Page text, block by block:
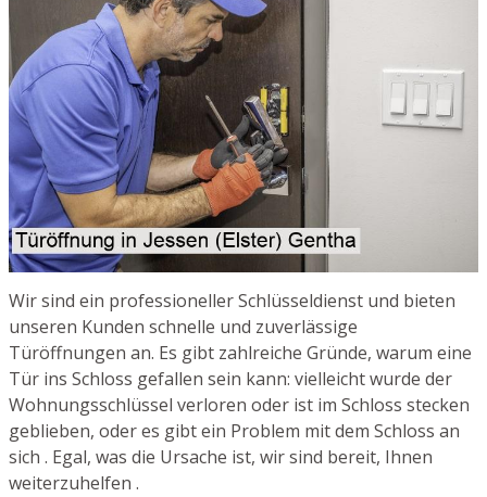
Wir sind ein professioneller Schlüsseldienst und bieten
unseren Kunden schnelle und zuverlässige
Türöffnungen an. Es gibt zahlreiche Gründe, warum eine
Tür ins Schloss gefallen sein kann: vielleicht wurde der
Wohnungsschlüssel verloren oder ist im Schloss stecken
geblieben, oder es gibt ein Problem mit dem Schloss an
sich . Egal, was die Ursache ist, wir sind bereit, Ihnen
weiterzuhelfen .